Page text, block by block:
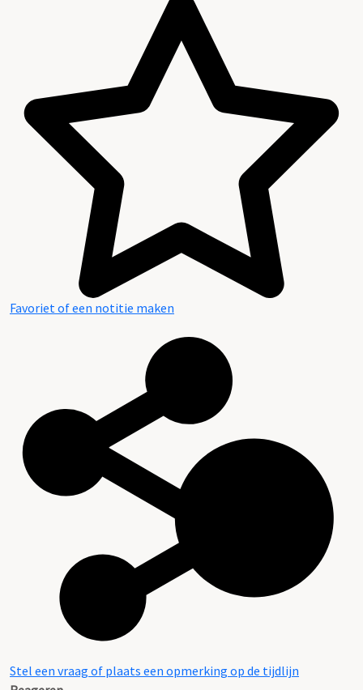
Favoriet of een notitie maken
Stel een vraag of plaats een opmerking op de tijdlijn